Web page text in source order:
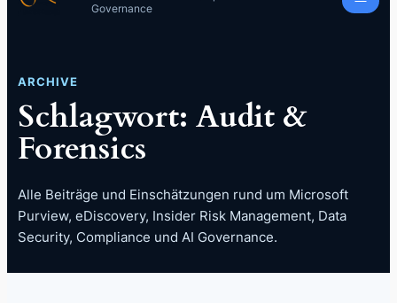
Governance
ARCHIVE
Schlagwort: Audit &
Forensics
Alle Beiträge und Einschätzungen rund um Microsoft
Purview, eDiscovery, Insider Risk Management, Data
Security, Compliance und AI Governance.